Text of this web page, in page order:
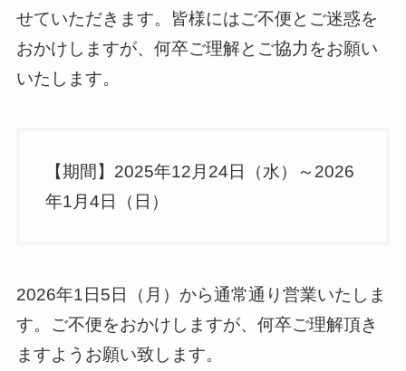
せていただきます。皆様にはご不便とご迷惑を
おかけしますが、何卒ご理解とご協力をお願い
いたします。
【期間】2025年12月24日（水）～2026
年1月4日（日）
2026年1日5日（月）から通常通り営業いたしま
す。ご不便をおかけしますが、何卒ご理解頂き
ますようお願い致します。